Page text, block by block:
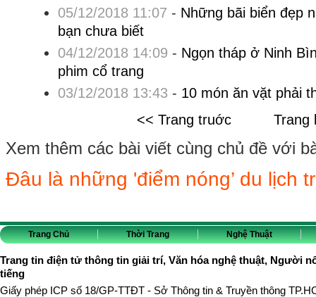
05/12/2018 11:07 - Những bãi biển đẹp
bạn chưa biết
04/12/2018 14:09 - Ngọn tháp ở Ninh
phim cổ trang
03/12/2018 13:43 - 10 món ăn vặt phải
<< Trang truớc
Trang
Xem thêm các bài viết cùng chủ đề với
Đâu là những 'điểm nóng’ du lịch
Trang Chủ Thời Trang Nghệ Thuật
Trang tin điện tử thông tin giải trí, Văn hóa nghệ thuật, Người
tiếng
Giấy phép ICP số 18/GP-TTĐT - Sở Thông tin & Truyền thông